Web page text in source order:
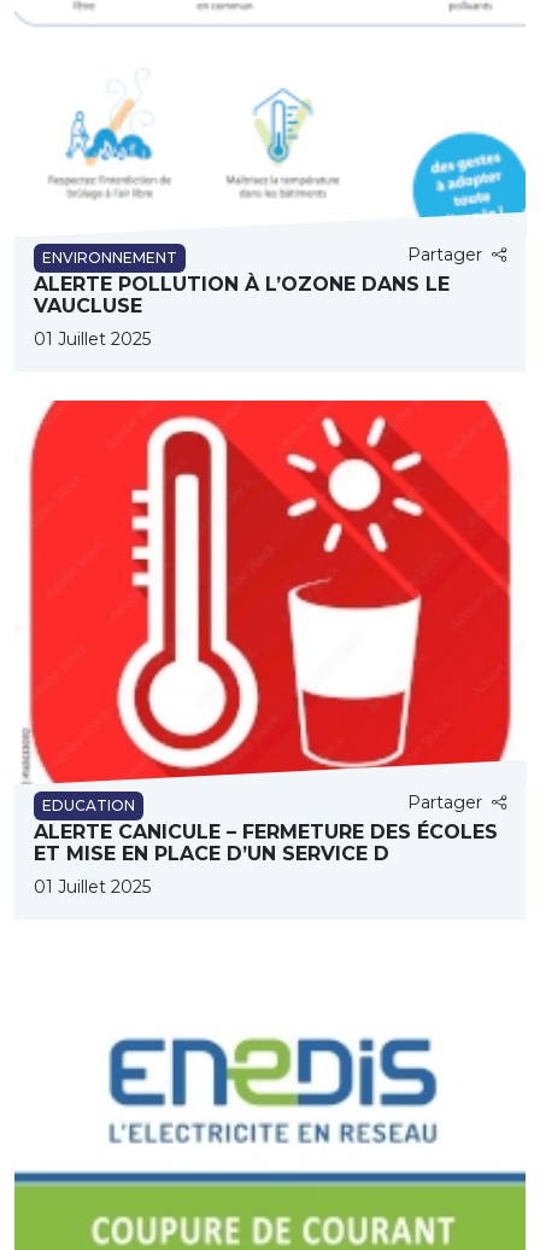
ENVIRONNEMENT Partager
ALERTE POLLUTION À L’OZONE DANS LE
VAUCLUSE
01 Juillet 2025
EDUCATION Partager
ALERTE CANICULE – FERMETURE DES ÉCOLES
ET MISE EN PLACE D’UN SERVICE D
01 Juillet 2025